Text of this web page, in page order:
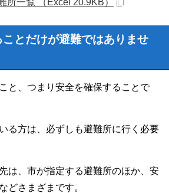
所一覧 （Excel 20.9KB）
とだけが避難ではありませ
と、つまり安全を確保することで
る方は、必ずしも避難所に行く必要
は、市が指定する避難所のほか、安
どさまざまです。